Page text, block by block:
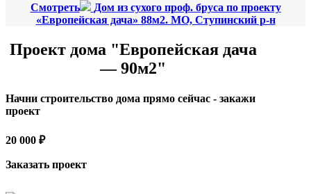
Смотреть
Дом из сухого проф. бруса по проекту
«Европейская дача» 88м2. МО, Ступинский р-н
Проект дома "Европейская дача
— 90м2"
Начни строительство дома прямо сейчас - закажи
проект
20 000 ₽
Заказать проект